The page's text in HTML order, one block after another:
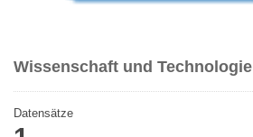
Wissenschaft und Technologie
Datensätze